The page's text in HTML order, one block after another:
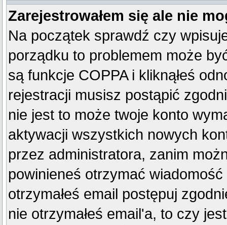
Zarejestrowałem się ale nie
Na początek sprawdź czy
porządku to problemem może
są funkcje COPPA i kliknąłeś
rejestracji musisz postąpić
nie jest to może twoje konto
aktywacji wszystkich nowych
przez administratora, zanim
powinieneś otrzymać
otrzymałeś email postępuj
nie otrzymałeś email'a, to czy